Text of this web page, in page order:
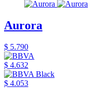
Aurora
$ 5.790
$ 4.632
$ 4.053